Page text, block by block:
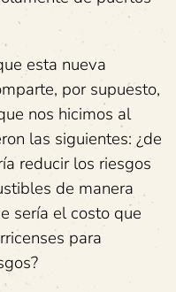
esta nueva
por supuesto,
nos hicimos al
las siguientes: ¿de
reducir los riesgos
de manera
sería el costo que
para